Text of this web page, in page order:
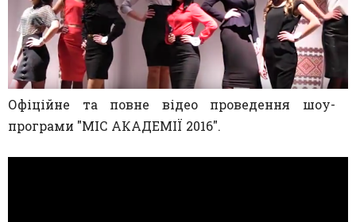
Офіційне та повне відео проведення шоу-
програми "МІС АКАДЕМІЇ 2016".